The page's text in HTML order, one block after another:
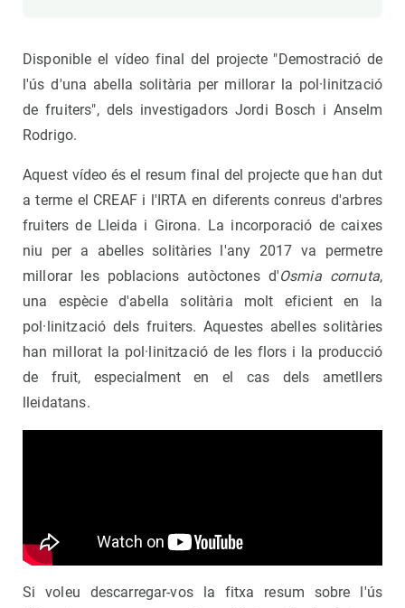
Disponible el vídeo final del projecte "Demostració de
l'ús d'una abella solitària per millorar la pol·linització
de fruiters", dels investigadors Jordi Bosch i Anselm
Rodrigo.
Aquest vídeo és el resum final del projecte que han dut
a terme el CREAF i l'IRTA en diferents conreus d'arbres
fruiters de Lleida i Girona. La incorporació de caixes
niu per a abelles solitàries l'any 2017 va permetre
millorar les poblacions autòctones d'Osmia cornuta,
una espècie d'abella solitària molt eficient en la
pol·linització dels fruiters. Aquestes abelles solitàries
han millorat la pol·linització de les flors i la producció
de fruit, especialment en el cas dels ametllers
lleidatans.
Si voleu descarregar-vos la fitxa resum sobre l'ús